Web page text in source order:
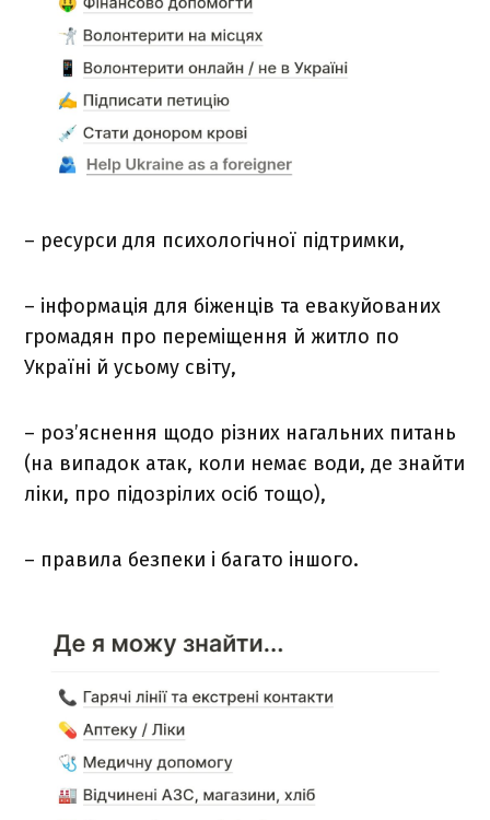
– ресурси для психологічної підтримки,
– інформація для біженців та евакуйованих
громадян про переміщення й житло по
Україні й усьому світу,
– роз’яснення щодо різних нагальних питань
(на випадок атак, коли немає води, де знайти
ліки, про підозрілих осіб тощо),
– правила безпеки і багато іншого.